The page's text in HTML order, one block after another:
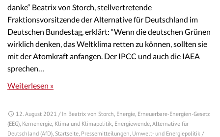
danke“ Beatrix von Storch, stellvertretende
Fraktionsvorsitzende der Alternative für Deutschland im
Deutschen Bundestag, erklärt: “Wenn die deutschen Grünen
wirklich denken, das Weltklima retten zu können, sollten sie
mit der Atomkraft anfangen. Der IPCC und auch die IAEA
sprechen…
Weiterlesen »
12. August 2021 / In Beatrix von Storch Energie Erneuerbare-Energien-Gesetz
(EEG) Kernenergie Klima und Klimapolitik Energiewende Alternative für
Deutschland (AfD) Startseite Pressemitteilungen Umwelt- und Energiepolitik /